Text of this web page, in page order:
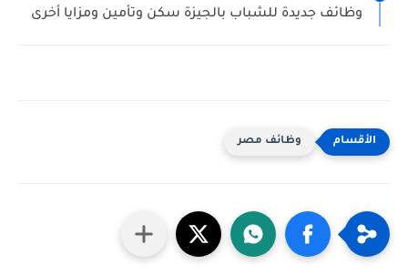
وظائف جديدة للشباب بالجيزة سكن وتأمين ومزايا أخرى
وظائف مصر